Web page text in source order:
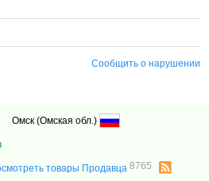
Сообщить о нарушении
Омск (Омская обл.)
товары Продавца8765